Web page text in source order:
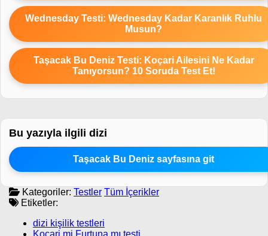
Wednesday Testi: Wednesday Kadar Karanlık Ruhlu
Musun?
Taşacak Bu Deniz Testi: Koçari Ailesini Ne Kadar
Tanıyorsun? 10 Soruda Test Et!
Bu yazıyla ilgili dizi
Taşacak Bu Deniz sayfasına git
Kategoriler: Testler Tüm İçerikler
Etiketler:
dizi kişilik testleri
Koçari mi Furtuna mı testi